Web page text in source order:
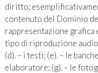
diritto;
contenuto del Dominio
rappresentazione grafica
tipo di riproduzione
(d). – i testi; (e). – le
elaboratore; (g). – le